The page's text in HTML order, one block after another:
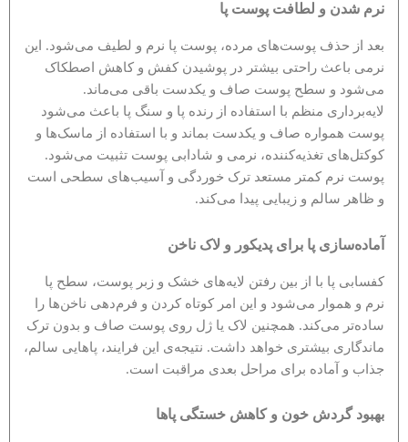
نرم شدن و لطافت پوست پا
بعد از حذف پوست‌های مرده، پوست پا نرم و لطیف می‌شود. این
نرمی باعث راحتی بیشتر در پوشیدن کفش و کاهش اصطکاک
می‌شود و سطح پوست صاف و یکدست باقی می‌ماند.
لایه‌برداری منظم با استفاده از رنده پا و سنگ پا باعث می‌شود
پوست همواره صاف و یکدست بماند و با استفاده از ماسک‌ها و
کوکتل‌های تغذیه‌کننده، نرمی و شادابی پوست تثبیت می‌شود.
پوست نرم کمتر مستعد ترک خوردگی و آسیب‌های سطحی است
و ظاهر سالم و زیبایی پیدا می‌کند.
آماده‌سازی پا برای پدیکور و لاک ناخن
کفسابی پا با از بین رفتن لایه‌های خشک و زبر پوست، سطح پا
نرم و هموار می‌شود و این امر کوتاه کردن و فرم‌دهی ناخن‌ها را
ساده‌تر می‌کند. همچنین لاک یا ژل روی پوست صاف و بدون ترک
ماندگاری بیشتری خواهد داشت. نتیجه‌ی این فرایند، پاهایی سالم،
جذاب و آماده برای مراحل بعدی مراقبت است.
بهبود گردش خون و کاهش خستگی پاها